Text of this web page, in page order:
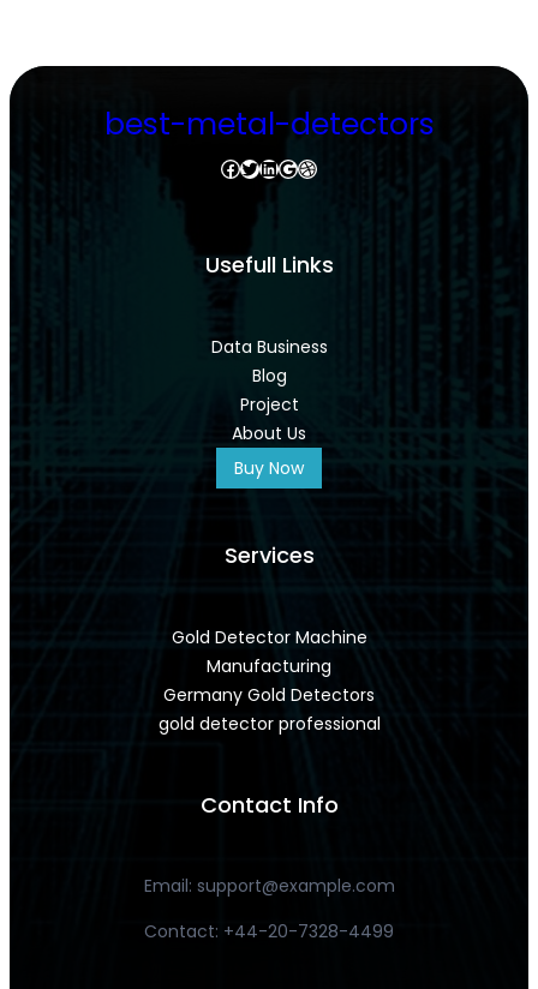
best-metal-detectors
Facebook Twitter LinkedIn Google Dribbble
Usefull Links
Data Business
Blog
Project
About Us
Buy Now
Services
Gold Detector Machine
Manufacturing
Germany Gold Detectors
gold detector professional
Contact Info
Email: support@example.com
Contact: +44-20-7328-4499